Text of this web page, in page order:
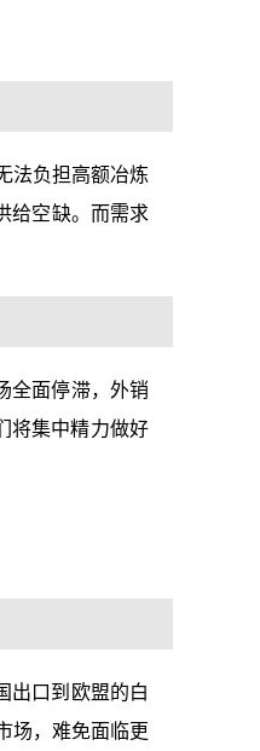
法负担高额冶炼
给空缺。而需求
全面停滞，外销
将集中精力做好
出口到欧盟的白
场，难免面临更